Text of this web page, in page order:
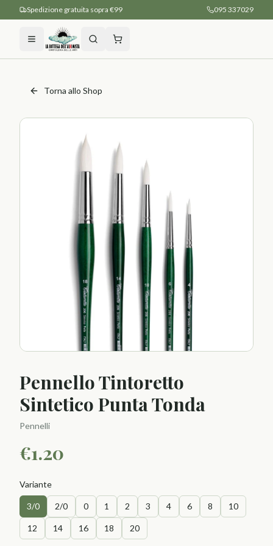
Spedizione gratuita sopra €99 095 337029
Torna allo Shop
Pennello Tintoretto
Sintetico Punta Tonda
Pennelli
€1.20
Variante
3/0 2/0 0 1 2 3 4 6 8 10
12 14 16 18 20